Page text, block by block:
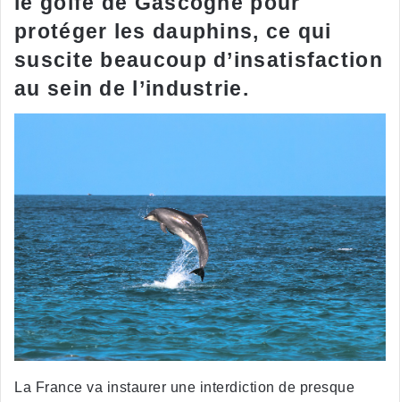
protéger les dauphins, ce qui
suscite beaucoup d’insatisfaction
au sein de l’industrie.
La France va instaurer une interdiction de presque